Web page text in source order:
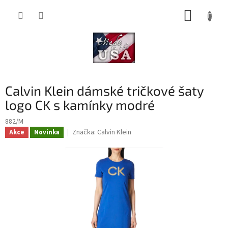
Calvin Klein dámské tričkové šaty
logo CK s kamínky modré
882/M
Akce Novinka Značka: Calvin Klein